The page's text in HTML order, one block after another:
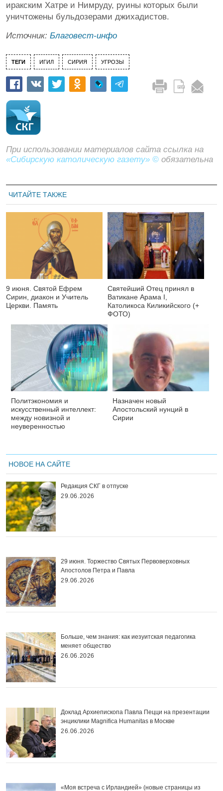
иракским Хатре и Нимруду, руины которых были
уничтожены бульдозерами джихадистов.
Источник: Благовест-инфо
ТЕГИ ИГИЛ СИРИЯ УГРОЗЫ
При использовании материалов сайта ссылка на
«Сибирскую католическую газету» © обязательна
ЧИТАЙТЕ ТАКЖЕ
9 июня. Святой Ефрем
Сирин, диакон и Учитель
Церкви. Память
Святейший Отец принял в
Ватикане Арама I,
Католикоса Киликийского (+
ФОТО)
Политэкономия и
искусственный интеллект:
между новизной и
неуверенностью
Назначен новый
Апостольский нунций в
Сирии
НОВОЕ НА САЙТЕ
Редакция СКГ в отпуске
29.06.2026
29 июня. Торжество Святых Первоверховных
Апостолов Петра и Павла
29.06.2026
Больше, чем знания: как иезуитская педагогика
меняет общество
26.06.2026
Доклад Архиепископа Павла Пецци на презентации
энциклики Magnifica Нumanitas в Москве
26.06.2026
«Моя встреча с Ирландией» (новые страницы из